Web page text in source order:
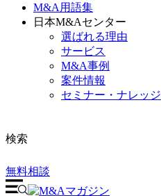
M&A用語集
日本M&Aセンター
選ばれる理由
サービス
M&A事例
案件情報
セミナー・ナレッジ
検索
無料相談